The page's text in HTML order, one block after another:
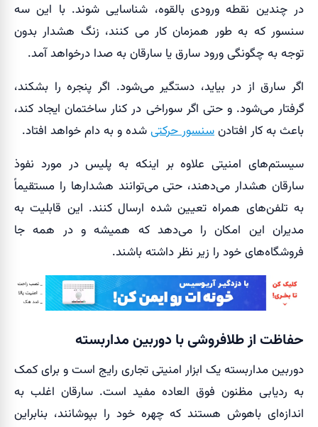
در چندین نقطه ورودی بالقوه، شناسایی شوند. با این سه
سنسور که به طور همزمان کار می کنند، زنگ هشدار بدون
توجه به چگونگی ورود سارق یا سارقان به صدا درخواهد آمد.
اگر سارق از در بیاید، دستگیر می‌شود. اگر پنجره را بشکند،
گرفتار می‌شود. و حتی اگر سوراخی در کنار ساختمان ایجاد کند،
باعث به کار افتادنسنسور حرکتیشده و به دام خواهد افتاد.
سیستم‌‎های امنیتی علاوه بر اینکه به پلیس در مورد نفوذ
سارقان هشدار می‌دهند، حتی می‌توانند هشدارها را مستقیماً
به تلفن‌های همراه تعیین شده ارسال کنند. این قابلیت به
مدیران این امکان را می‌دهد که همیشه و در همه جا
فروشگاه‌های خود را زیر نظر داشته باشند.
حفاظت از طلافروشی با دوربین مداربسته
دوربین مداربسته یک ابزار امنیتی تجاری رایج است و برای کمک
به ردیابی مظنون فوق العاده مفید است. سارقان اغلب به
اندازه‌ای باهوش هستند که چهره خود را بپوشانند، بنابراین